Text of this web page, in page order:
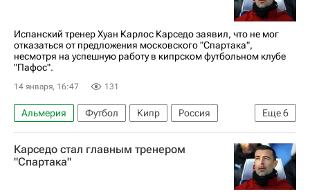
Испанский тренер Хуан Карлос Карседо заявил, что не мог
отказаться от предложения московского "Спартака",
несмотря на успешную работу в кипрском футбольном клубе
"Пафос".
14 января, 16:47 131
Еще6
Альмерия Футбол Кипр
Россия
Унаи Эмери
Карлос Карседо
Вадим Романов
Спартак Москва
Пафос
Карседо стал главным тренером
"Спартака"